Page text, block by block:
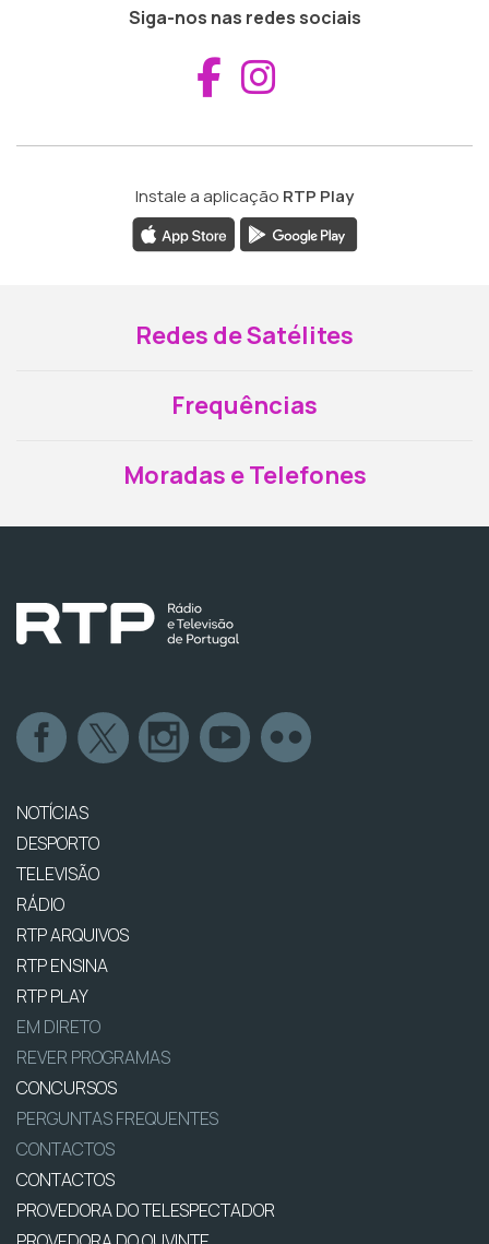
Siga-nos nas redes sociais
Aceder ao
Instale a aplicação RTP Play
Redes de Satélites
Frequências
Moradas e Telefones
NOTÍCIAS
DESPORTO
TELEVISÃO
RÁDIO
RTP ARQUIVOS
RTP ENSINA
RTP PLAY
EM DIRETO
REVER PROGRAMAS
CONCURSOS
PERGUNTAS FREQUENTES
CONTACTOS
CONTACTOS
PROVEDORA DO TELESPECTADOR